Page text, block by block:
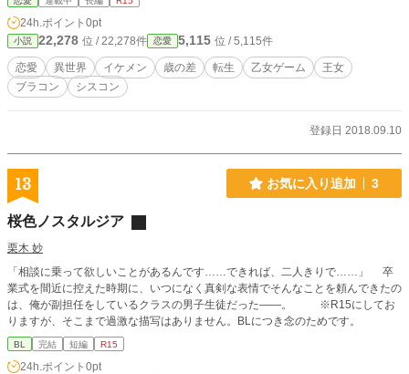
24h.ポイント 0pt
小説 22,278 位 / 22,278件 恋愛 5,115 位 / 5,115件
恋愛 異世界 イケメン 歳の差 転生 乙女ゲーム
王女
ブラコン
シスコン
登録日 2018.09.10
13 お気に入り追加 3
桜色ノスタルジア
栗木 妙
「相談に乗って欲しいことがあるんです……できれば、二人きりで……」 卒
業式を間近に控えた時期に、いつになく真剣な表情でそんなことを頼んできたの
は、俺が副担任をしているクラスの男子生徒だった――。 ※R15にしてお
りますが、そこまで過激な描写はありません。BLにつき念のためです。
BL 完結 短編 R15
24h.ポイント 0pt